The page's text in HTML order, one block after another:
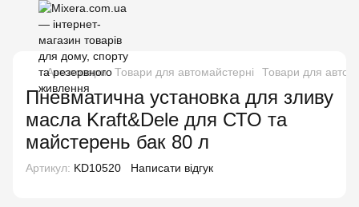
Автотовари Товари для автомайстерні Товари для
Пневматична установка для зливу
масла Kraft&Dele для СТО та
майстерень бак 80 л
Артикул: KD10520 Написати відгук